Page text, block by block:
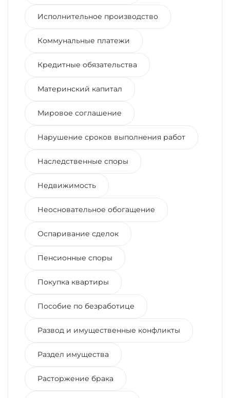
Исполнительное производство
Коммунальные платежи
Кредитные обязательства
Материнский капитал
Мировое соглашение
Нарушение сроков выполнения работ
Наследственные споры
Недвижимость
Неосновательное обогащение
Оспаривание сделок
Пенсионные споры
Покупка квартиры
Пособие по безработице
Развод и имущественные конфликты
Раздел имущества
Расторжение брака